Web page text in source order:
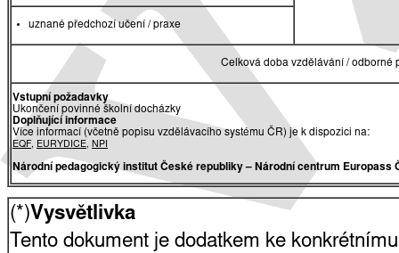
uznané předchozí učení / praxe
Celková doba vzdělávání /
Vstupní požadavky
Ukončení povinné školní docházky
Doplňující informace
Více informací (včetně popisu vzdělávacího systému ČR) je k dispozici na:
EQF, EURYDICE, NPI
Národní pedagogický institut České republiky– Národní centrum Europass
(*)Vysvětlivka
Tento dokument je dodatkem ke